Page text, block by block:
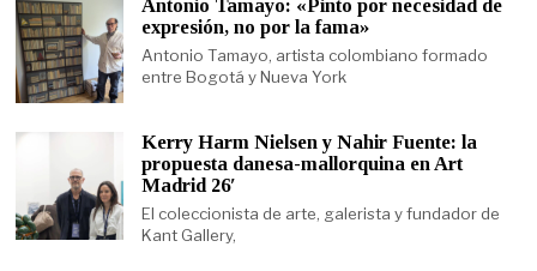
Antonio Tamayo: «Pinto por necesidad de
expresión, no por la fama»
Antonio Tamayo, artista colombiano formado
entre Bogotá y Nueva York
Kerry Harm Nielsen y Nahir Fuente: la
propuesta danesa-mallorquina en Art
Madrid 26′
El coleccionista de arte, galerista y fundador de
Kant Gallery,